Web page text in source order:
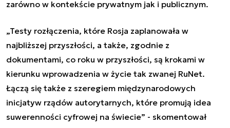
zarówno w kontekście prywatnym jak i publicznym.
„Testy rozłączenia, które Rosja zaplanowała w
najbliższej przyszłości, a także, zgodnie z
dokumentami, co roku w przyszłości, są krokami w
kierunku wprowadzenia w życie tak zwanej RuNet.
Łączą się także z szeregiem międzynarodowych
inicjatyw rządów autorytarnych, które promują idea
suwerenności cyfrowej na świecie” - skomentował